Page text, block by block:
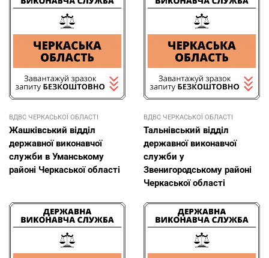
ВДВС ЧЕРКАСЬКОЇ ОБЛАСТІ
Жашківський відділ
державної виконавчої
служби в Уманському
районі Черкаської області
ВДВС ЧЕРКАСЬКОЇ ОБЛАСТІ
Тальнівський відділ
державної виконавчої
служби у
Звенигородському районі
Черкаської області